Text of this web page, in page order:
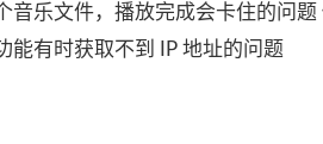
乐文件，播放完成会卡住的问
能有时获取不到 IP 地址的问题